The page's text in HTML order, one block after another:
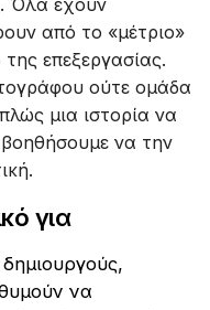
Όλα έχουν
από το «μέτριο»
επεξεργασίας.
ούτε ομάδα
μια ιστορία να
βοηθήσουμε να την
για
δημιουργούς,
να